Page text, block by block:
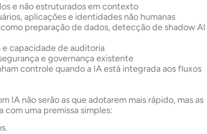
e não estruturados em contexto
aplicações e identidades não humanas
preparação de dados, detecção de shadow AI
capacidade de auditoria
e governança existente
controle quando a IA está integrada aos fluxos
IA não serão as que adotarem mais rápido, mas as
com uma premissa simples: